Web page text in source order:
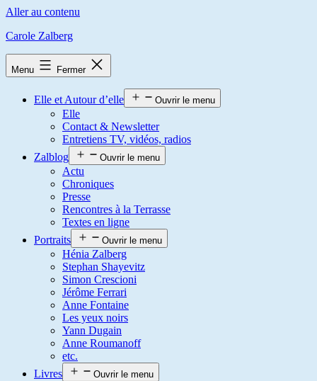
Aller au contenu
Carole Zalberg
Menu Fermer
Elle et Autour d’elle Ouvrir le menu
Elle
Contact & Newsletter
Entretiens TV, vidéos, radios
Zalblog
Ouvrir le menu
Actu
Chroniques
Presse
Rencontres à la Terrasse
Textes en ligne
Portraits
Ouvrir le menu
Hénia Zalberg
Stephan Shayevitz
Simon Crescioni
Jérôme Ferrari
Anne Fontaine
Les yeux noirs
Yann Dugain
Anne Roumanoff
etc.
Livres
Ouvrir le menu